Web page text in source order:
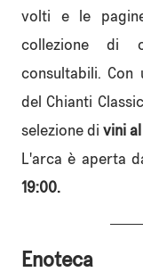
volti e le
collezione di
consultabili.
del Chianti
selezione di vini
L'arca è aperta
19:00.
Enoteca